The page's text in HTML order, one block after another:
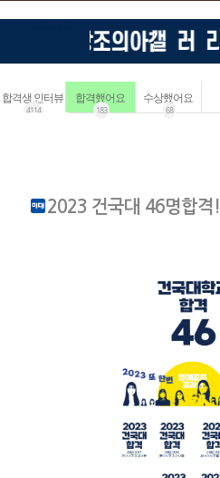
합격생 인터뷰
4114
합격했어요
183
수상했어요
68
2023 건국대 46명합격!